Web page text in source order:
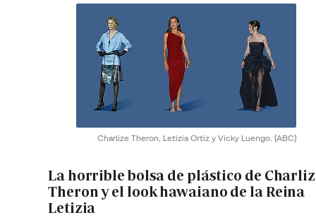
Charlize Theron, Letizia Ortiz y Vicky Luengo. (ABC)
La horrible bolsa de plástico de
Theron y el look hawaiano de la Reina
Letizia